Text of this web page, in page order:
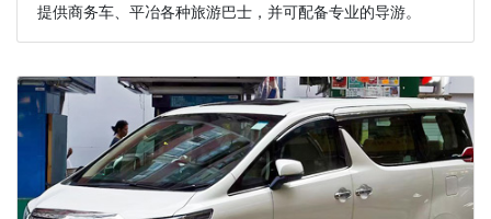
提供商务车、平冶各种旅游巴士，并可配备专业的导游。